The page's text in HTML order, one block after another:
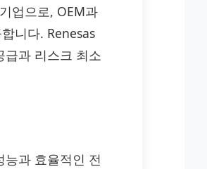
업으로, OEM과
니다. Renesas
급과 리스크 최소
능과 효율적인 전